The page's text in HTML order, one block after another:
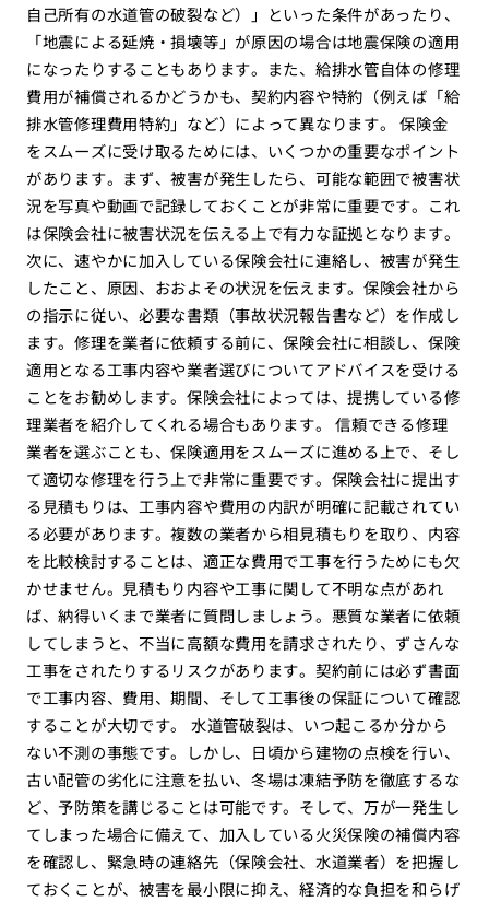
自己所有の水道管の破裂など）」といった条件があったり、
「地震による延焼・損壊等」が原因の場合は地震保険の適用
になったりすることもあります。また、給排水管自体の修理
費用が補償されるかどうかも、契約内容や特約（例えば「給
排水管修理費用特約」など）によって異なります。 保険金
をスムーズに受け取るためには、いくつかの重要なポイント
があります。まず、被害が発生したら、可能な範囲で被害状
況を写真や動画で記録しておくことが非常に重要です。これ
は保険会社に被害状況を伝える上で有力な証拠となります。
次に、速やかに加入している保険会社に連絡し、被害が発生
したこと、原因、おおよその状況を伝えます。保険会社から
の指示に従い、必要な書類（事故状況報告書など）を作成し
ます。修理を業者に依頼する前に、保険会社に相談し、保険
適用となる工事内容や業者選びについてアドバイスを受ける
ことをお勧めします。保険会社によっては、提携している修
理業者を紹介してくれる場合もあります。 信頼できる修理
業者を選ぶことも、保険適用をスムーズに進める上で、そし
て適切な修理を行う上で非常に重要です。保険会社に提出す
る見積もりは、工事内容や費用の内訳が明確に記載されてい
る必要があります。複数の業者から相見積もりを取り、内容
を比較検討することは、適正な費用で工事を行うためにも欠
かせません。見積もり内容や工事に関して不明な点があれ
ば、納得いくまで業者に質問しましょう。悪質な業者に依頼
してしまうと、不当に高額な費用を請求されたり、ずさんな
工事をされたりするリスクがあります。契約前には必ず書面
で工事内容、費用、期間、そして工事後の保証について確認
することが大切です。 水道管破裂は、いつ起こるか分から
ない不測の事態です。しかし、日頃から建物の点検を行い、
古い配管の劣化に注意を払い、冬場は凍結予防を徹底するな
ど、予防策を講じることは可能です。そして、万が一発生し
てしまった場合に備えて、加入している火災保険の補償内容
を確認し、緊急時の連絡先（保険会社、水道業者）を把握し
ておくことが、被害を最小限に抑え、経済的な負担を和らげ